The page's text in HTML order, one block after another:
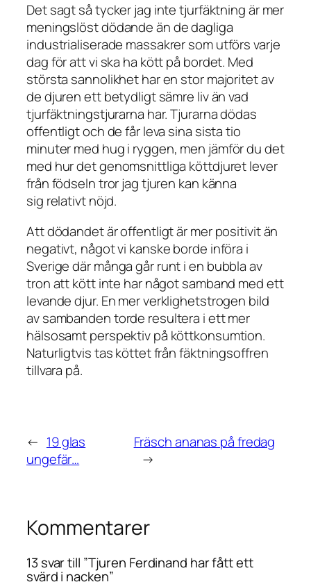
Det sagt så tycker jag inte tjurfäktning är mer
meningslöst dödande än de dagliga
industrialiserade massakrer som utförs varje
dag för att vi ska ha kött på bordet. Med
största sannolikhet har en stor majoritet av
de djuren ett betydligt sämre liv än vad
tjurfäktningstjurarna har. Tjurarna dödas
offentligt och de får leva sina sista tio
minuter med hug i ryggen, men jämför du det
med hur det genomsnittliga köttdjuret lever
från födseln tror jag tjuren kan känna
sig relativt nöjd.
Att dödandet är offentligt är mer positivit än
negativt, något vi kanske borde införa i
Sverige där många går runt i en bubbla av
tron att kött inte har något samband med ett
levande djur. En mer verklighetstrogen bild
av sambanden torde resultera i ett mer
hälsosamt perspektiv på köttkonsumtion.
Naturligtvis tas köttet från fäktningsoffren
tillvara på.
← 19 glas
ungefär…
Fräsch ananas på fredag
→
Kommentarer
13 svar till ”Tjuren Ferdinand har fått ett
svärd i nacken”